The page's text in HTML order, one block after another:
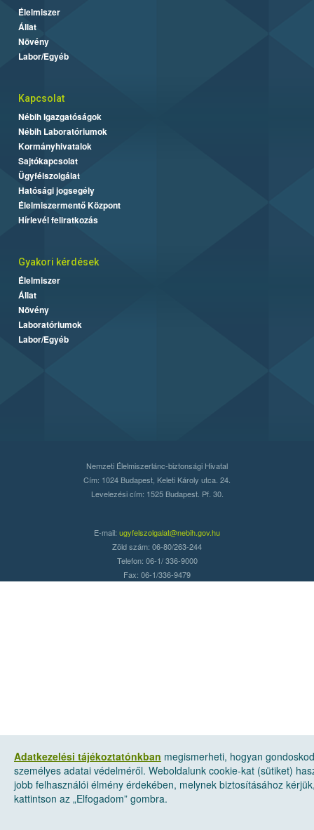
Adatkezelési tájékoztatónkban megismerheti, hogyan
személyes adatai védelméről. Weboldalunk cookie-kat (sütiket)
jobb felhasználói élmény érdekében, melynek biztosításához
kattintson az „Elfogadom” gombra.
Élelmiszer
Állat
Növény
Labor/Egyéb
Kapcsolat
Nébih Igazgatóságok
Nébih Laboratóriumok
Kormányhivatalok
Sajtókapcsolat
Ügyfélszolgálat
Hatósági jogsegély
Élelmiszermentő Központ
Hírlevél feliratkozás
Gyakori kérdések
Élelmiszer
Állat
Növény
Laboratóriumok
Labor/Egyéb
Nemzeti Élelmiszerlánc-biztonsági Hivatal
Cím: 1024 Budapest, Keleti Károly utca. 24.
Levelezési cím: 1525 Budapest. Pf. 30.
E-mail: ugyfelszolgalat@nebih.gov.hu
Zöld szám: 06-80/263-244
Telefon: 06-1/ 336-9000
Fax: 06-1/336-9479